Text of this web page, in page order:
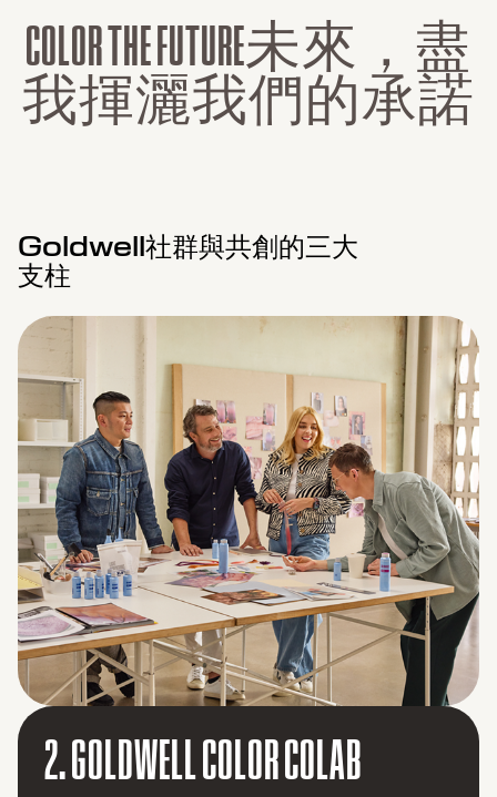
COLORTHEFUTURE未來 ， 盡
我揮灑我們的承諾
Goldwell社群與共創的三大
支柱
3. GOLDWELL COLOR